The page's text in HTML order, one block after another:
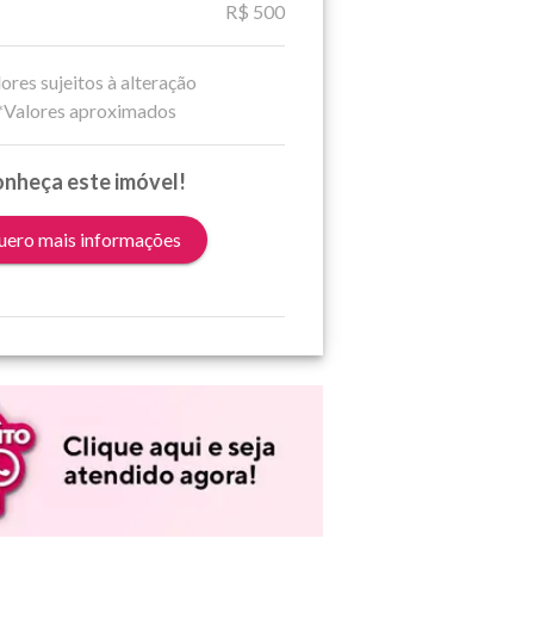
R$ 500
sujeitos à alteração
aproximados
este imóvel!
mais informações